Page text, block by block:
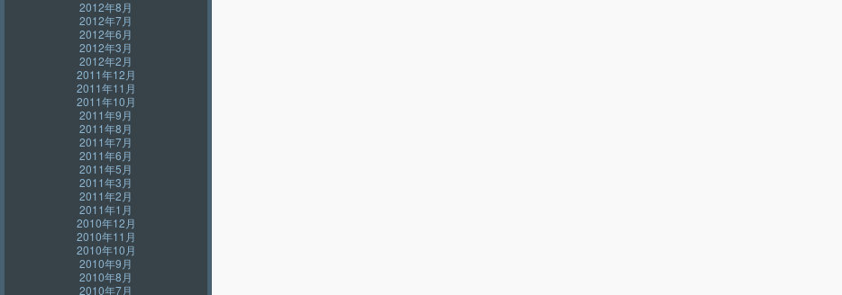
2012年8月
2012年7月
2012年6月
2012年3月
2012年2月
2011年12月
2011年11月
2011年10月
2011年9月
2011年8月
2011年7月
2011年6月
2011年5月
2011年3月
2011年2月
2011年1月
2010年12月
2010年11月
2010年10月
2010年9月
2010年8月
2010年7月